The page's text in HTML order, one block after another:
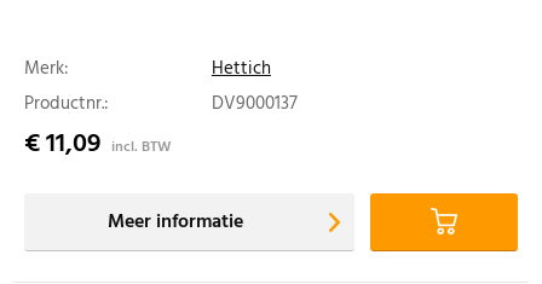
Merk:
Hettich
Productnr.:
DV9000137
€ 11,09 incl. BTW
Meer informatie